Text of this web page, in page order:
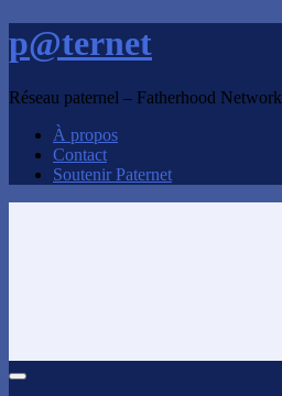
p@ternet
Réseau paternel – Fatherhood Network
À propos
Contact
Soutenir Paternet